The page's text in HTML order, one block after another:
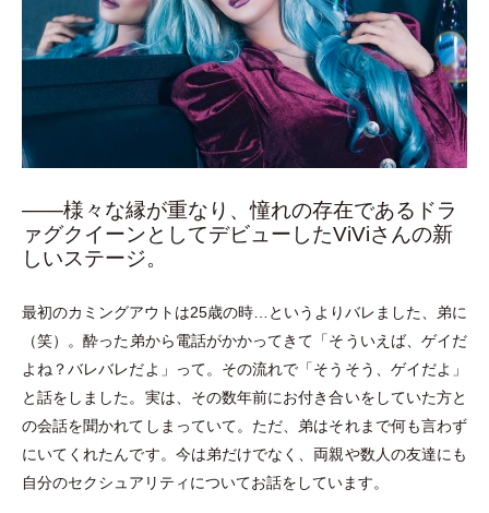
――様々な縁が重なり、憧れの存在であるドラ
ァグクイーンとしてデビューしたViViさんの新
しいステージ。
最初のカミングアウトは25歳の時…というよりバレました、弟に
（笑） 。酔った弟から電話がかかってきて 「そういえば、ゲイだ
よね？バレバレだよ 」 って。その流れで 「そうそう、ゲイだよ 」
と話をしました。実は、その数年前にお付き合いをしていた方と
の会話を聞かれてしまっていて。ただ、弟はそれまで何も言わず
にいてくれたんです。今は弟だけでなく、両親や数人の友達にも
自分のセクシュアリティについてお話をしています。